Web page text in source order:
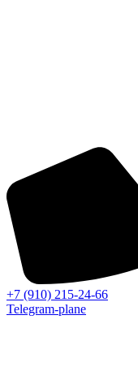
+7 (910) 215-24-66
Telegram-plane